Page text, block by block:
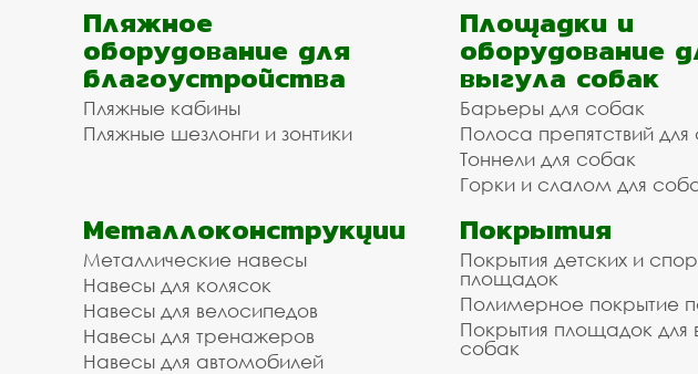
Пляжное
оборудование для
благоустройства
Пляжные кабины
Пляжные шезлонги и зонтики
Площадки и
оборудование
выгула собак
Барьеры для собак
Полоса препятствий для
Тоннели для собак
Горки и слалом для
Металлоконструкции
Металлические навесы
Навесы для колясок
Навесы для велосипедов
Навесы для тренажеров
Навесы для автомобилей
Покрытия
Покрытия детских и
площадок
Полимерное покрытие
Покрытия площадок для
собак